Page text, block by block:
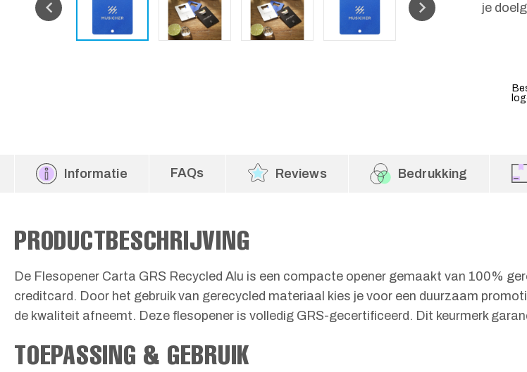
je
Informatie FAQs Reviews Bedrukking
PRODUCTBESCHRIJVING
De Flesopener Carta GRS Recycled Alu is een compacte opener gemaakt van 100%
creditcard. Door het gebruik van gerecycled materiaal kies je voor een duurzaam
de kwaliteit afneemt. Deze flesopener is volledig GRS-gecertificeerd. Dit keurmerk
TOEPASSING & GEBRUIK